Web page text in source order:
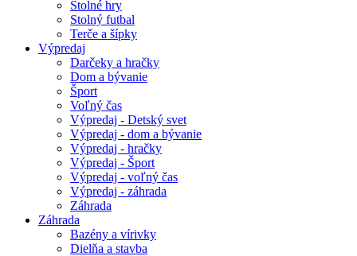
Stolné hry
Stolný futbal
Terče a šípky
Výpredaj
Darčeky a hračky
Dom a bývanie
Šport
Voľný čas
Výpredaj - Detský svet
Výpredaj - dom a bývanie
Výpredaj - hračky
Výpredaj - Šport
Výpredaj - voľný čas
Výpredaj - záhrada
Záhrada
Záhrada
Bazény a vírivky
Dielňa a stavba